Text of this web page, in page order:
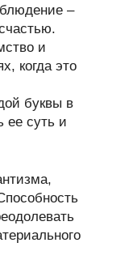
–
и
когда это
буквы в
ее суть и